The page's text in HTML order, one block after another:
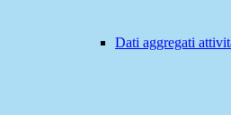
Dati aggregati